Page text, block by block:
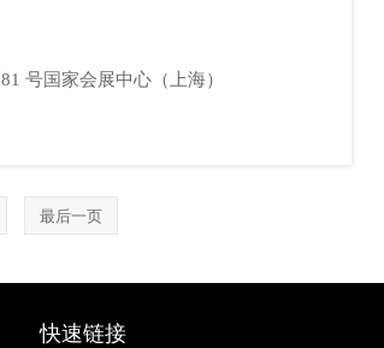
址:中国上海市青浦区涞港路 181 号国家会展中心（上海）
最后一页
快速链接